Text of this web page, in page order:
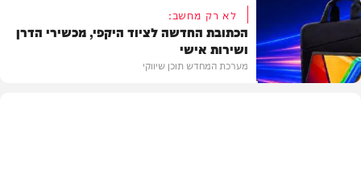
וידאו
לא רק מחשב:
הכתובת החדשה לציוד היקפי, מכשירי הדרן
ושירות אישי
מערכת המחדש תוכן שיווקי